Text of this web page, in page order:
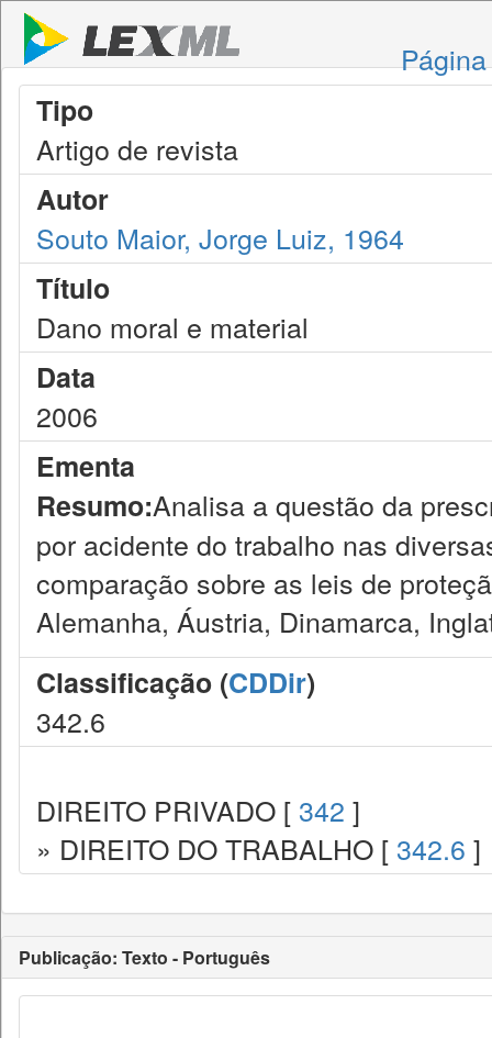
Tipo
Artigo de revista
Autor
Souto Maior, Jorge Luiz, 1964
Título
Dano moral e material
Data
2006
Ementa
Resumo:Analisa a questão da
por acidente do trabalho nas
comparação sobre as leis de
Alemanha, Áustria, Dinamarca,
Classificação (CDDir)
342.6
DIREITO PRIVADO [ 342 ]
» DIREITO DO TRABALHO [ 342.6 ]
Publicação: Texto - Português